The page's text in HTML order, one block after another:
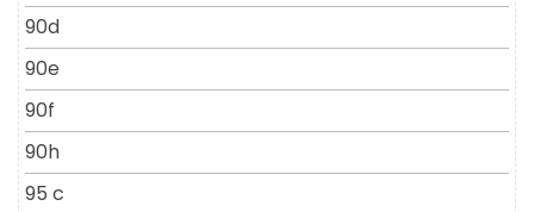
90d
90e
90f
90h
95 c